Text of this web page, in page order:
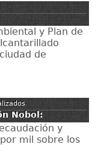
y Plan de
de
Nobol:
y
mil sobre los